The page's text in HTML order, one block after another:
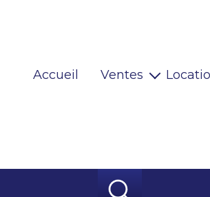
Accueil Ventes
Locaux pro